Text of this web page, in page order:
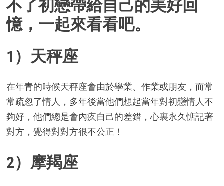
不了初戀帶給自己的美好回
憶，一起來看看吧。
1）天秤座
在年青的時候天秤座會由於學業、作業或朋友，而常
常疏忽了情人，多年後當他們想起當年對初戀情人不
夠好，他們總是會內疚自己的差錯，心裏永久惦記著
對方，覺得對對方很不公正！
2）摩羯座